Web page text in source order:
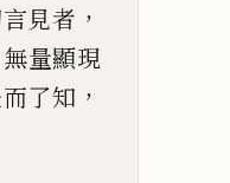
見者 ，
無量顯現
了知 ，